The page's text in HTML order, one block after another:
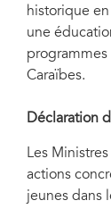
historique
une
programmes
Caraïbes.
Déclaration
Les
actions
jeunes dans